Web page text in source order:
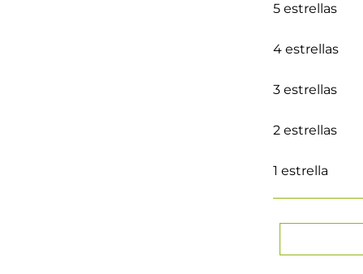
5 estrellas
4 estrellas
3 estrellas
2 estrellas
1 estrella